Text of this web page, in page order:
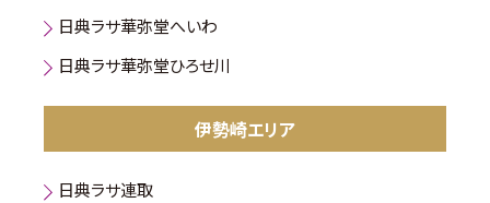
日典ラサ華弥堂へいわ
日典ラサ華弥堂ひろせ川
伊勢崎エリア
日典ラサ連取